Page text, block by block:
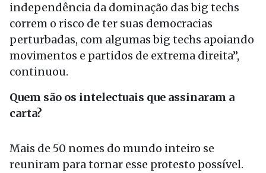
independência da dominação das big techs
correm o risco de ter suas democracias
perturbadas, com algumas big techs apoiando
movimentos e partidos de extrema direita”,
continuou.
Quem são os intelectuais que assinaram a
carta?
Mais de 50 nomes do mundo inteiro se
reuniram para tornar esse protesto possível.